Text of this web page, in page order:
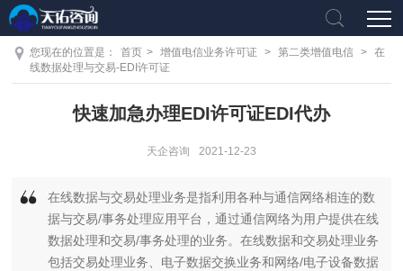
您现在的位置是： 首页 > 增值电信业务许可证 > 第二类增值电信 >
在
线数据处理与交易-EDI许可证
快速加急办理EDI许可证EDI代办
天企咨询 2021-12-23
在线数据与交易处理业务是指利用各种与通信网络相连的数
据与交易/事务处理应用平台，通过通信网络为用户提供在线
数据处理和交易/事务处理的业务。在线数据和交易处理业务
包括交易处理业务、电子数据交换业务和网络/电子设备数据